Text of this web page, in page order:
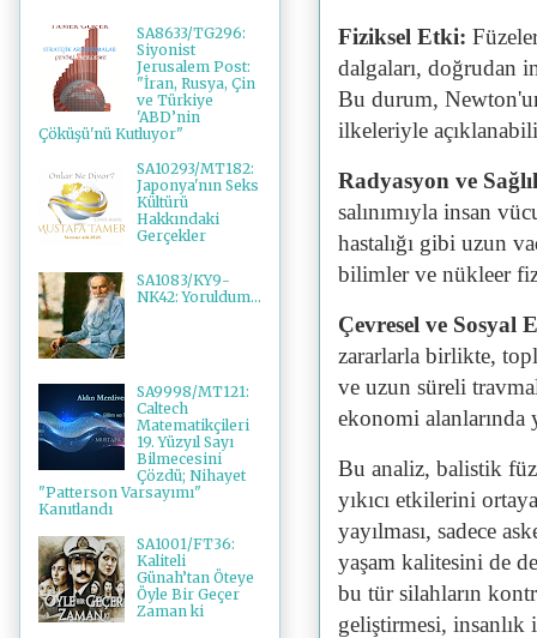
Fiziksel Etki:
dalgaları, doğrudan
Bu durum,
ilkeleriyle
Radyasyon ve
salınımıyla insan
hastalığı gibi uzun
bilimler ve nükleer
Çevresel ve Sosyal
zararlarla birlikte,
ve uzun süreli
ekonomi alanlarında
Bu analiz, balistik
yıkıcı etkilerini
yayılması, sadece
yaşam kalitesini de
bu tür silahların
geliştirmesi, insanlık
SA8633/TG296:
Siyonist
Jerusalem Post:
"İran, Rusya, Çin
ve Türkiye
'ABD’nin
Çöküşü'nü Kutluyor"
SA10293/MT182:
Japonya'nın Seks
Kültürü
Hakkındaki
Gerçekler
SA1083/KY9-
NK42: Yoruldum...
SA9998/MT121:
Caltech
Matematikçileri
19. Yüzyıl Sayı
Bilmecesini
Çözdü; Nihayet
"Patterson Varsayımı"
Kanıtlandı
SA1001/FT36:
Kaliteli
Günah’tan Öteye
Öyle Bir Geçer
Zaman ki